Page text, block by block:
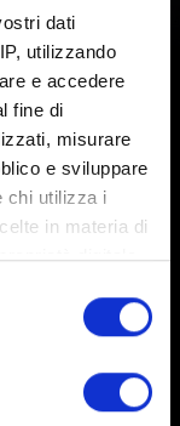
dati
utilizzando
e accedere
fine di
misurare
e sviluppare
chi utilizza i
in materia di
digitale
in qualsiasi
o facendo clic
un’icona
essere
voluta.